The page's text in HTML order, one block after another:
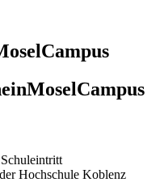
Hochschule Koblenz